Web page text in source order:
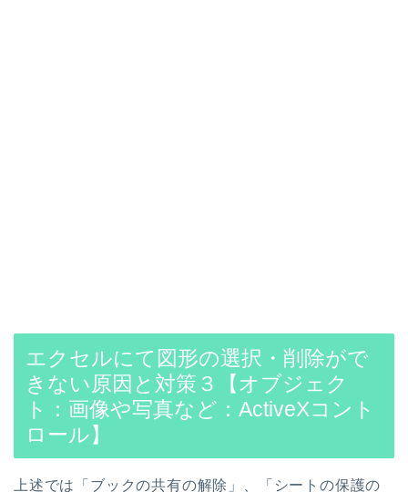
エクセルにて図形の選択・削除がで
きない原因と対策３【オブジェク
ト：画像や写真など：ActiveXコント
ロール】
上述では「ブックの共有の解除」、「シートの保護の